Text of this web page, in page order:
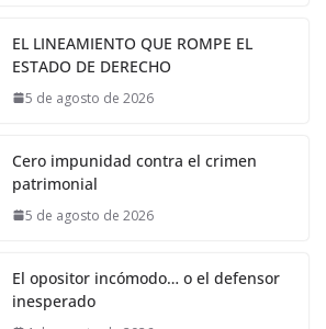
EL LINEAMIENTO QUE ROMPE EL
ESTADO DE DERECHO
5 de agosto de 2026
Cero impunidad contra el crimen
patrimonial
5 de agosto de 2026
El opositor incómodo… o el defensor
inesperado